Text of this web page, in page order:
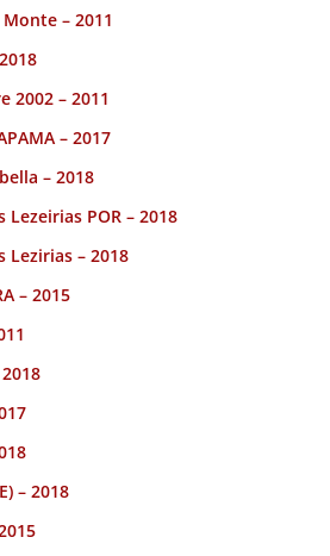
– 2011
2002 – 2011
– 2017
– 2018
POR – 2018
Lezirias – 2018
– 2015
– 2018